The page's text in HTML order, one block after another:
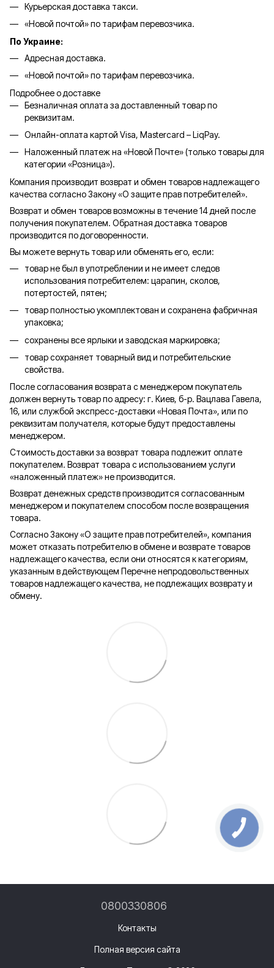
Курьерская доставка такси.
«Новой почтой» по тарифам перевозчика.
По Украине:
Адресная доставка.
«Новой почтой» по тарифам перевозчика.
Подробнее о доставке
Безналичная оплата за доставленный товар по
реквизитам.
Онлайн-оплата картой Visa, Mastercard – LiqPay.
Наложенный платеж на «Новой Почте» (только товары для
категории «Розница»).
Компания производит возврат и обмен товаров надлежащего
качества согласно Закону «О защите прав потребителей».
Возврат и обмен товаров возможны в течение 14 дней после
получения покупателем. Обратная доставка товаров
производится по договоренности.
Вы можете вернуть товар или обменять его, если:
товар не был в употреблении и не имеет следов
использования потребителем: царапин, сколов,
потертостей, пятен;
товар полностью укомплектован и сохранена фабричная
упаковка;
сохранены все ярлыки и заводская маркировка;
товар сохраняет товарный вид и потребительские
свойства.
После согласования возврата с менеджером покупатель
должен вернуть товар по адресу: г. Киев, б-р. Вацлава Гавела,
16, или службой экспресс-доставки «Новая Почта», или по
реквизитам получателя, которые будут предоставлены
менеджером.
Стоимость доставки за возврат товара подлежит оплате
покупателем. Возврат товара с использованием услуги
«наложенный платеж» не производится.
Возврат денежных средств производится согласованным
менеджером и покупателем способом после возвращения
товара.
Согласно Закону «О защите прав потребителей», компания
может отказать потребителю в обмене и возврате товаров
надлежащего качества, если они относятся к категориям,
указанным в действующем Перечне непродовольственных
товаров надлежащего качества, не подлежащих возврату и
обмену.
0800330806
Контакты
Полная версия сайта